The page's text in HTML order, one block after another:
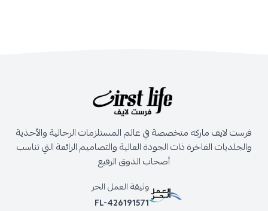
فرست لايف ماركه متخصصة في عالم المستلزمات الرجالية والأحذية
والجلديات الفاخرة ذات الجودة العالية والتصاميم الرائعة التي تناسب
أصحاب الذوق الرفيع
وثيقة العمل الحر
FL-426191571